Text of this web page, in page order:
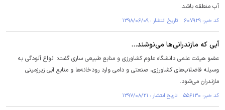
آب منطقه باشد.
کد خبر: ۶۰۷۹۲۹ تاریخ انتشار : ۱۳۹۸/۰۶/۰۹
آبی که مازندرانی‌ها می‌نوشند...
عضو هیئت علمی دانشگاه علوم کشاورزی و منابع طبیعی ساری گفت: انواع آلودگی به
وسیله فاضلاب‌های کشاورزی، صنعتی و دامی وارد رودخانه‌ها و منابع آبی زیرزمینی
مازندران می‌شود.
کد خبر: ۵۵۶۱۳۰ تاریخ انتشار : ۱۳۹۷/۰۸/۲۱